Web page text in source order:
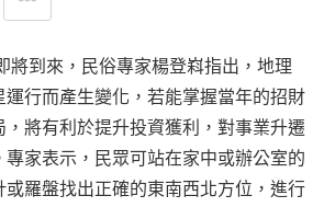
將到來，民俗專家楊登嵙指出，地理
運行而產生變化，若能掌握當年的招財
將有利於提升投資獲利，對事業升遷
家表示，民眾可站在家中或辦公室的
或羅盤找出正確的東南西北方位，進行